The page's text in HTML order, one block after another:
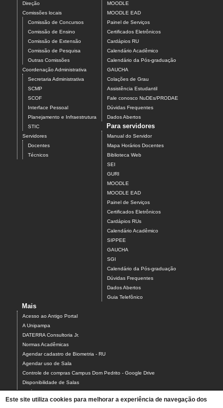
Direção
Comissões locais
Comissão de Concursos
Comissão de Ensino
Comissão de Extensão
Comissão de Pesquisa
Outras Comissões
Coordenação Administrativa
Secretaria Administrativa
SCMP
SCOF
Interface Pessoal
Planejamento e Infraestrutura
STIC
Servidores
Docentes
Técnicos
MOODLE
MOODLE EAD
Painel de Serviços
Certificados Eletrônicos
Cardápios RU
Calendário Acadêmico
Calendário da Pós-graduação
GAUCHA
Colações de Grau
Assistência Estudantil
Fale conosco NuDEs/PRODAE
Dúvidas Frequentes
Dados Abertos
Para servidores
Manual do Servidor
Mapa Horários Docentes
Biblioteca Web
SEI
GURI
MOODLE
MOODLE EAD
Painel de Serviços
Certificados Eletrônicos
Cardápios RUs
Calendário Acadêmico
SIPPEE
GAUCHA
SGI
Calendário da Pós-graduação
Dúvidas Frequentes
Dados Abertos
Guia Telefônico
Mais
Acesso ao Antigo Portal
A Unipampa
DATERRA Consultoria Jr.
Normas Acadêmicas
Agendar cadastro de Biometria - RU
Agendar uso de Sala
Controle de compras Campus Dom Pedrito - Google Drive
Disponibilidade de Salas
Estágios
Formulário para Agendamento do Laboratório de Informática
Este site utiliza cookies para melhorar a experiência de navegação dos